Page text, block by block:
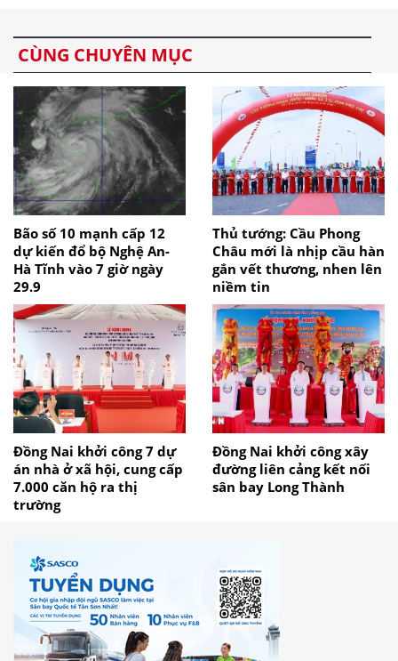
CÙNG CHUYÊN MỤC
Bão số 10 mạnh cấp 12
dự kiến đổ bộ Nghệ An-
Hà Tĩnh vào 7 giờ ngày
29.9
Thủ tướng: Cầu Phong
Châu mới là nhịp cầu hàn
gắn vết thương, nhen lên
niềm tin
Đồng Nai khởi công 7 dự
án nhà ở xã hội, cung cấp
7.000 căn hộ ra thị
trường
Đồng Nai khởi công xây
đường liên cảng kết nối
sân bay Long Thành